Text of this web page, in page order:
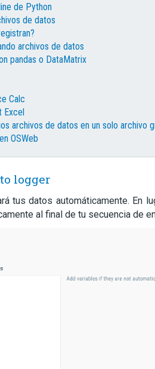
de Python
de datos
archivos de datos
pandas o DataMatrix
Calc
Excel
archivos de datos en un solo archivo
OSWeb
logger
tus datos automáticamente. En
al final de tu secuencia de